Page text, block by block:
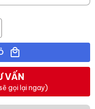
VẤN
gọi lại ngay)